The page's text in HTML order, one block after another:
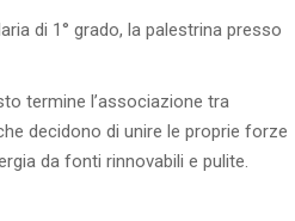
di 1° grado, la palestrina presso
termine l’associazione tra
decidono di unire le proprie forze
da fonti rinnovabili e pulite.